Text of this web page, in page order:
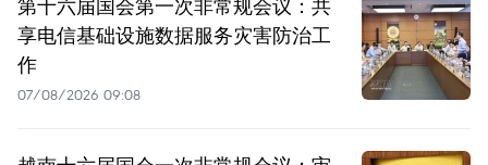
享电信基础设施数据服务灾害防治工
作
07/08/2026 09:08